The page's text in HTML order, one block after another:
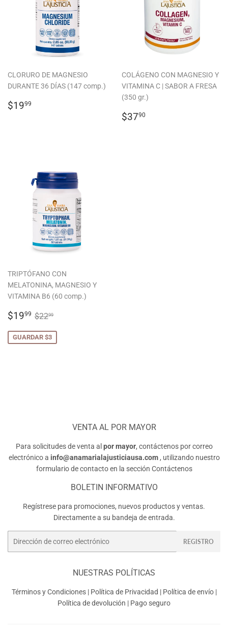
CLORURO DE MAGNESIO
DURANTE 36 DÍAS (147 comp.)
PRECIO
$1999
COLÁGENO CON MAGNESIO Y
VITAMINA C | SABOR A FRESA
(350 gr.)
PRECIO
$3790
TRIPTÓFANO CON
MELATONINA, MAGNESIO Y
VITAMINA B6 (60 comp.)
PRECIO
OFERTA
$1999 $19.99
PRECIO HABITUAL
$2299
GUARDAR $3
VENTA AL POR MAYOR
Para solicitudes de venta alpor mayor, contáctenos por correo
electrónico a info@anamarialajusticiausa.com, utilizando nuestro
formulario de contacto en la sección Contáctenos
BOLETIN INFORMATIVO
Regístrese para promociones, nuevos productos y ventas.
Directamente a su bandeja de entrada.
REGISTRO
NUESTRAS POLÍTICAS
Términos y Condiciones| Política de Privacidad | Política de envío|
Política de devolución | Pago seguro